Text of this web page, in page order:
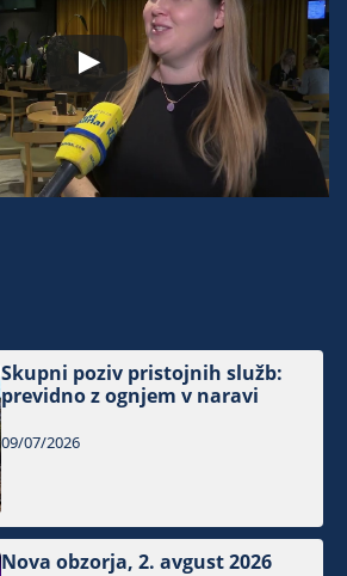
Skupni poziv pristojnih služb:
previdno z ognjem v naravi
09/07/2026
Nova obzorja, 2. avgust 2026